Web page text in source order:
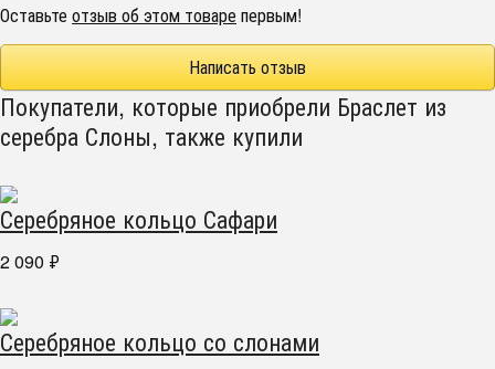
Оставьтеотзыв об этом товарепервым!
Написать отзыв
Покупатели, которые приобрели Браслет из
серебра Слоны, также купили
Серебряное кольцо Сафари
2 090 ₽
Серебряное кольцо со слонами